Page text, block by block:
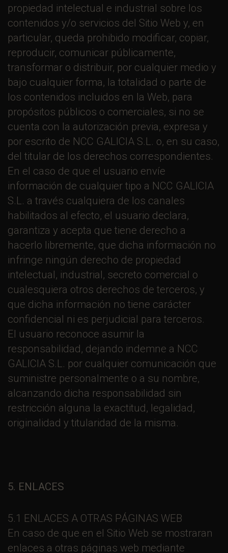
propiedad intelectual e industrial sobre los
contenidos y/o servicios del Sitio Web y, en
particular, queda prohibido modificar, copiar,
reproducir, comunicar públicamente,
transformar o distribuir, por cualquier medio y
bajo cualquier forma, la totalidad o parte de
los contenidos incluidos en la Web, para
propósitos públicos o comerciales, si no se
cuenta con la autorización previa, expresa y
por escrito de NCC GALICIA S.L. o, en su caso,
del titular de los derechos correspondientes.
En el caso de que el usuario envíe
información de cualquier tipo a NCC GALICIA
S.L. a través cualquiera de los canales
habilitados al efecto, el usuario declara,
garantiza y acepta que tiene derecho a
hacerlo libremente, que dicha información no
infringe ningún derecho de propiedad
intelectual, industrial, secreto comercial o
cualesquiera otros derechos de terceros, y
que dicha información no tiene carácter
confidencial ni es perjudicial para terceros.
El usuario reconoce asumir la
responsabilidad, dejando indemne a NCC
GALICIA S.L. por cualquier comunicación que
suministre personalmente o a su nombre,
alcanzando dicha responsabilidad sin
restricción alguna la exactitud, legalidad,
originalidad y titularidad de la misma.
5. ENLACES
5.1 ENLACES A OTRAS PÁGINAS WEB
En caso de que en el Sitio Web se mostraran
enlaces a otras páginas web mediante